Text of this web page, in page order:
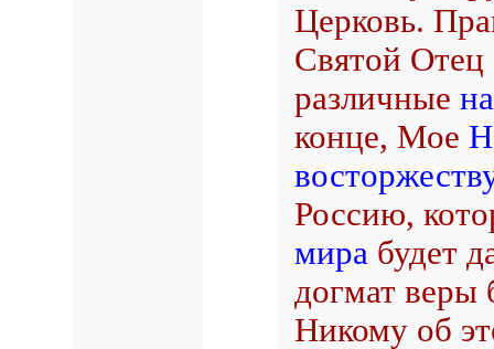
Церковь.
Святой Отец
различные
конце, Мое
Россию,
мира будет
догмат веры
Никому об